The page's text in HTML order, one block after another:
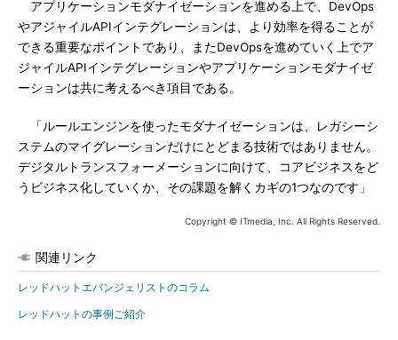
アプリケーションモダナイゼーションを進める上で、DevOps
やアジャイルAPIインテグレーションは、より効率を得ることが
できる重要なポイントであり、またDevOpsを進めていく上でア
ジャイルAPIインテグレーションやアプリケーションモダナイゼ
ーションは共に考えるべき項目である。
「ルールエンジンを使ったモダナイゼーションは、レガシーシ
ステムのマイグレーションだけにとどまる技術ではありません。
デジタルトランスフォーメーションに向けて、コアビジネスをど
うビジネス化していくか、その課題を解くカギの1つなのです」
Copyright © ITmedia, Inc. All Rights Reserved.
関連リンク
レッドハットエバンジェリストのコラム
レッドハットの事例ご紹介